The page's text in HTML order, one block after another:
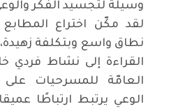
وسيلة لتجسيد الفكر
لقد مكّن اختراع
نطاق واسع وبتكلفة
القراءة إلى نشاط فردي
العامّة للمسرحيات
الوعي يرتبط ارتباطًا عميقا